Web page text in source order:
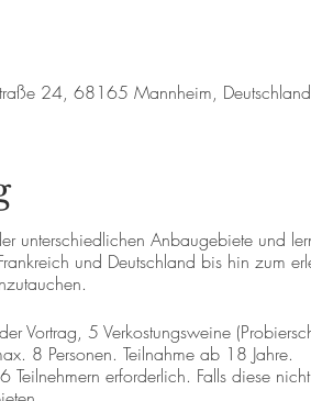
24, 68165 Mannheim, Deutschland
unterschiedlichen Anbaugebiete und
und Deutschland bis hin zum
Vortrag, 5 Verkostungsweine
8 Personen. Teilnahme ab 18 Jahre.
Teilnehmern erforderlich. Falls diese